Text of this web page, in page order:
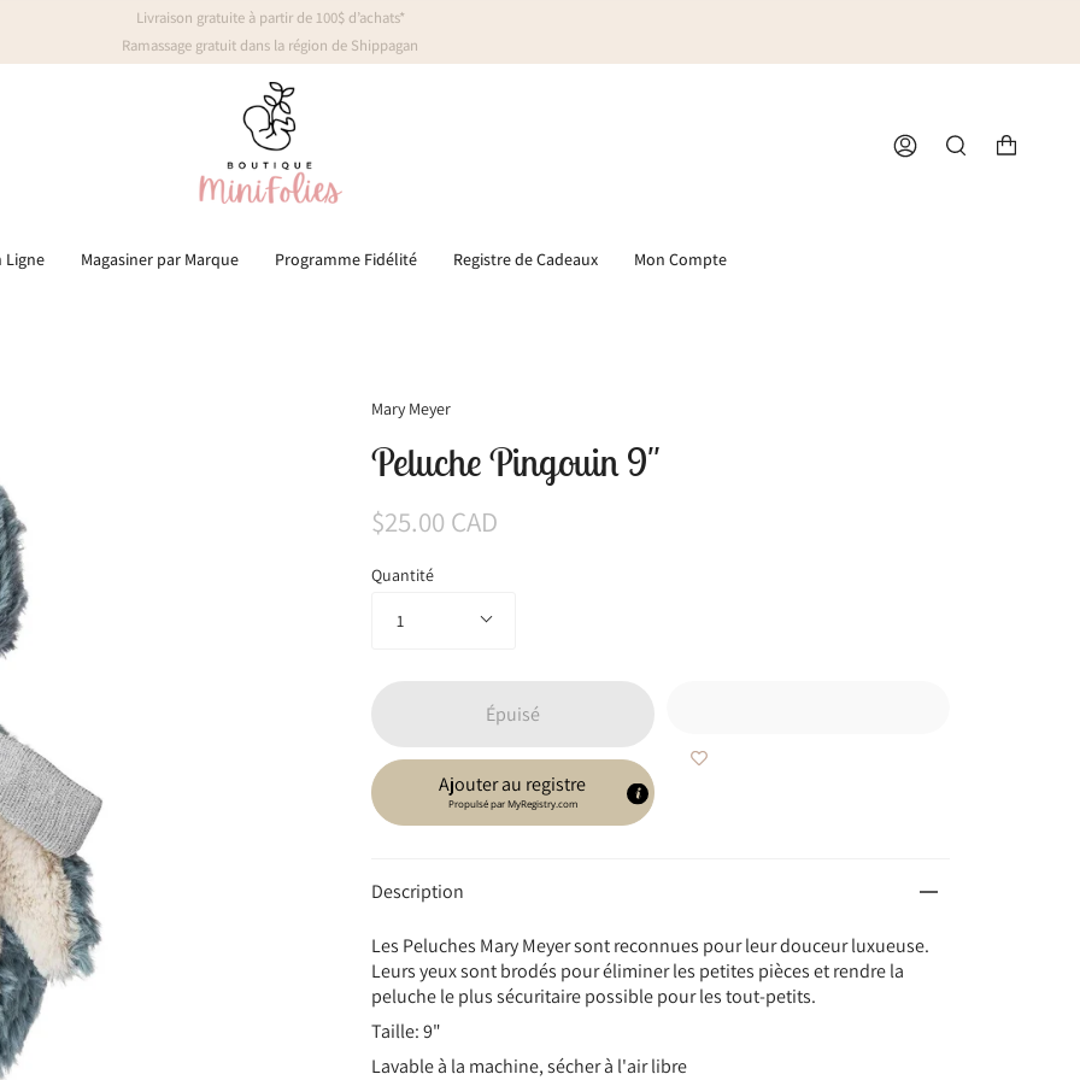
Livraison gratuite à partir de 100$ d’achats*
Ramassage gratuit dans la région de Shippagan
CompteRecherche
Ligne Magasiner par Marque Programme Fidélité Registre de Cadeaux Mon Compte
Mary Meyer
Peluche Pingouin 9"
$25.00 CAD
Quantité
1
Épuisé
Ajouter au registre
Propulsé parMyRegistry.com
Description
Les Peluches Mary Meyer sont reconnues pour leur douceur luxueuse.
Leurs yeux sont brodés pour éliminer les petites pièces et rendre la
peluche le plus sécuritaire possible pour les tout-petits.
Taille: 9"
Lavable à la machine, sécher à l'air libre